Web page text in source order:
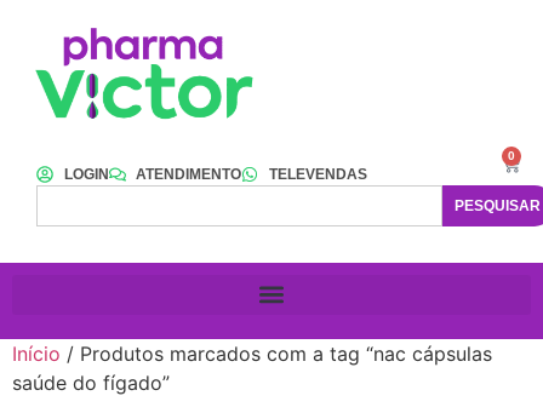
LOGIN ATENDIMENTO
TELEVENDAS
PESQUISAR
0
Início / Produtos marcados com a tag “nac cápsulas
saúde do fígado”